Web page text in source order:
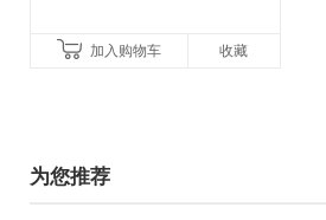
加入购物车 收藏
为您推荐